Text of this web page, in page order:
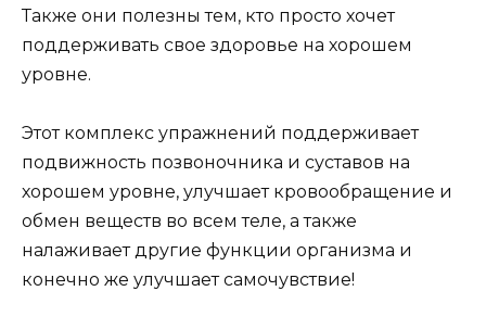
Также они полезны тем, кто просто хочет
поддерживать свое здоровье на хорошем
уровне.
Этот комплекс упражнений поддерживает
подвижность позвоночника и суставов на
хорошем уровне, улучшает кровообращение и
обмен веществ во всем теле, а также
налаживает другие функции организма и
конечно же улучшает самочувствие!